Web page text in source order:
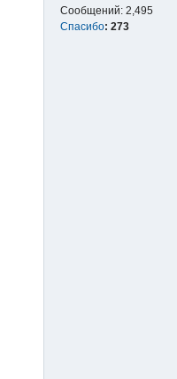
Сообщений: 2,495
Спасибо: 273